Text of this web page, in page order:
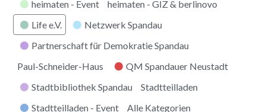
heimaten - Event
heimaten - GIZ & berlinovo
Life e.V.
Netzwerk Spandau
Partnerschaft für Demokratie Spandau
Paul-Schneider-Haus
QM Spandauer Neustadt
Stadtbibliothek Spandau
Stadtteilladen
Stadtteilladen - Event
Alle Kategorien